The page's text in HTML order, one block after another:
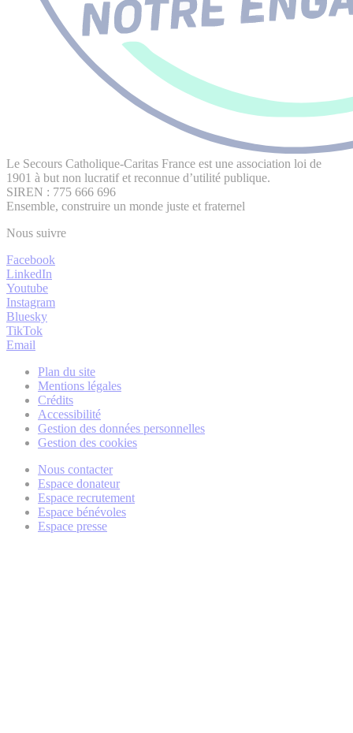
Le Secours Catholique-Caritas France est une association loi de
1901 à but non lucratif et reconnue d’utilité publique.
SIREN : 775 666 696
Ensemble, construire un monde juste et fraternel
Nous suivre
Facebook
LinkedIn
Youtube
Instagram
Bluesky
TikTok
Email
Plan du site
Mentions légales
Crédits
Accessibilité
Gestion des données personnelles
Gestion des cookies
Nous contacter
Espace donateur
Espace recrutement
Espace bénévoles
Espace presse